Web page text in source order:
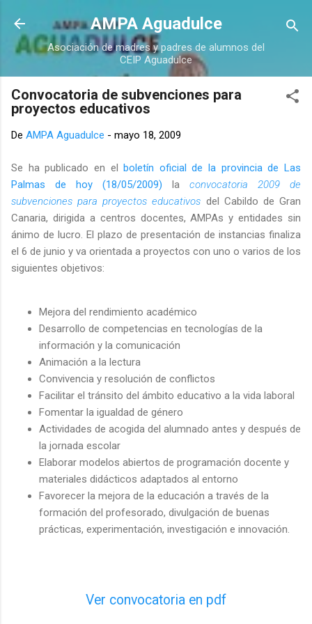
Ir al contenido principal
AMPA Aguadulce
Asociación de madres y padres de alumnos del
CEIP Aguadulce
Convocatoria de subvenciones para
proyectos educativos
De AMPA Aguadulce - mayo 18, 2009
Se ha publicado en elboletín oficial de la provincia de Las
Palmas de hoy (18/05/2009) la convocatoria 2009 de
subvenciones para proyectos educativos del Cabildo de Gran
Canaria, dirigida a centros docentes, AMPAs y entidades sin
ánimo de lucro. El plazo de presentación de instancias finaliza
el 6 de junio y va orientada a proyectos con uno o varios de los
siguientes objetivos:
Mejora del rendimiento académico
Desarrollo de competencias en tecnologías de la
información y la comunicación
Animación a la lectura
Convivencia y resolución de conflictos
Facilitar el tránsito del ámbito educativo a la vida laboral
Fomentar la igualdad de género
Actividades de acogida del alumnado antes y después de
la jornada escolar
Elaborar modelos abiertos de programación docente y
materiales didácticos adaptados al entorno
Favorecer la mejora de la educación a través de la
formación del profesorado, divulgación de buenas
prácticas, experimentación, investigación e innovación.
Ver convocatoria en pdf